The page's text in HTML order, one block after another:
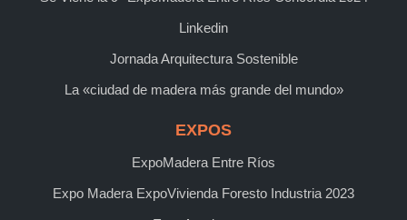
Linkedin
Jornada Arquitectura Sostenible
La «ciudad de madera más grande del mundo»
EXPOS
ExpoMadera Entre Ríos
Expo Madera ExpoVivienda Foresto Industria 2023